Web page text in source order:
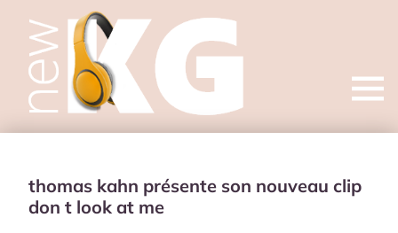
Open
thomas kahn présente son nouveau clip
don t look at me